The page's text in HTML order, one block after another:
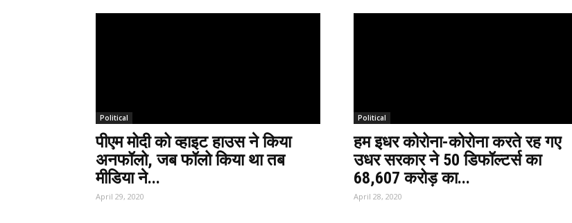
Political
पीएम मोदी को व्हाइट हाउस ने किया
अनफॉलो, जब फॉलो किया था तब
मीडिया ने...
April 29, 2020
Political
हम इधर कोरोना-कोरोना करते रह गए
उधर सरकार ने 50 डिफॉल्टर्स का
68,607 करोड़ का...
April 28, 2020